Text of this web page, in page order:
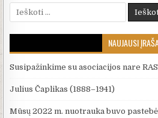
Ieškoti:
NAUJAUSI
Susipažinkime su asociacijos nare
Julius Čaplikas (1888–1941)
Mūsų 2022 m. nuotrauka buvo